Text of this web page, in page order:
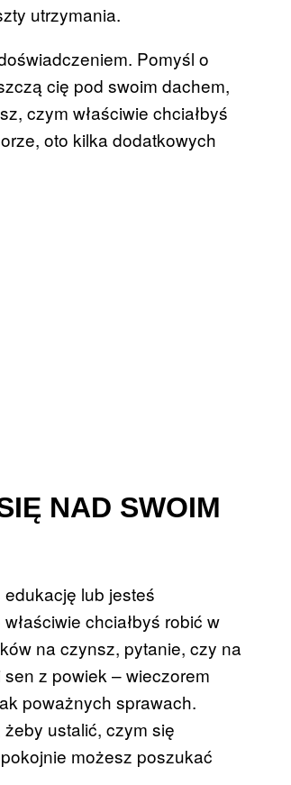
utrzymania.
Pomyśl o
cię pod swoim dachem,
czym właściwie chciałbyś
oto kilka dodatkowych
NAD SWOIM
edukację lub jesteś
chciałbyś robić w
na czynsz, pytanie, czy na
z powiek – wieczorem
poważnych sprawach.
ustalić, czym się
możesz poszukać